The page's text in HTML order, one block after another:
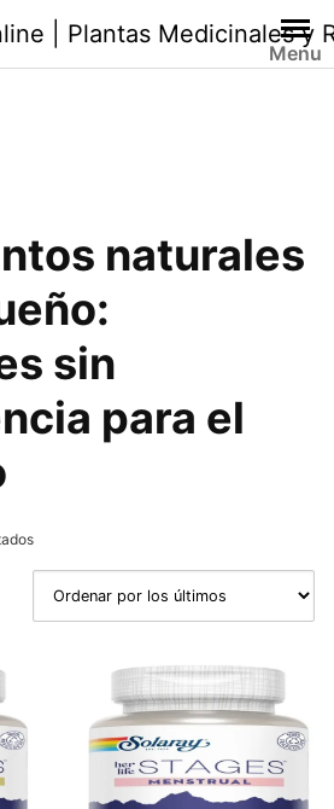
| Plantas Medicinales y
Menu
naturales
:
sin
para el
Ordenado
últimos